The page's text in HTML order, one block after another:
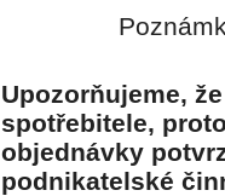
Upozorňujeme,
spotřebitele,
objednávky
podnikatelské